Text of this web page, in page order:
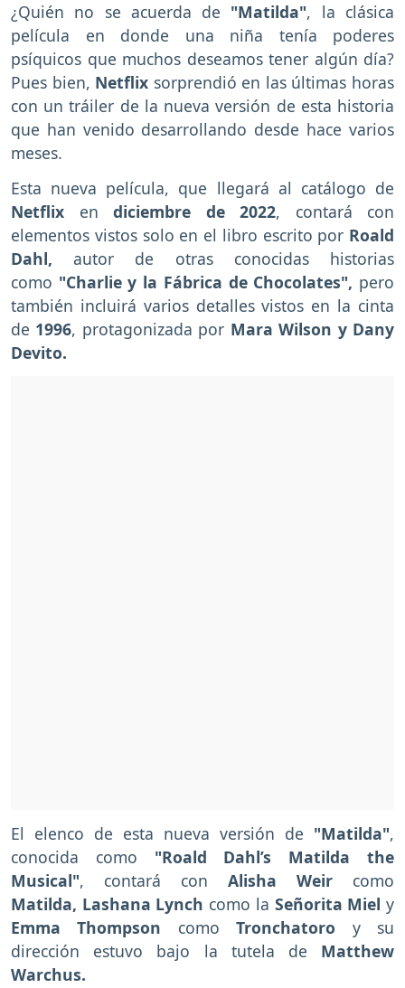
¿Quién no se acuerda de "Matilda", la clásica
película en donde una niña tenía poderes
psíquicos que muchos deseamos tener algún día?
Pues bien, Netflix sorprendió en las últimas horas
con un tráiler de la nueva versión de esta historia
que han venido desarrollando desde hace varios
meses.
Esta nueva película, que llegará al catálogo de
Netflix en diciembre de 2022, contará con
elementos vistos solo en el libro escrito por Roald
Dahl,autor de otras conocidas historias
como "Charlie y la Fábrica de Chocolates", pero
también incluirá varios detalles vistos en la cinta
de 1996, protagonizada por Mara Wilson y Dany
Devito.
El elenco de esta nueva versión de "Matilda",
conocida como "Roald Dahl’s Matilda the
Musical", contará con Alisha Weir como
Matilda, Lashana Lynch como la Señorita Miely
Emma Thompson comoTronchatoro y su
dirección estuvo bajo la tutela de Matthew
Warchus.